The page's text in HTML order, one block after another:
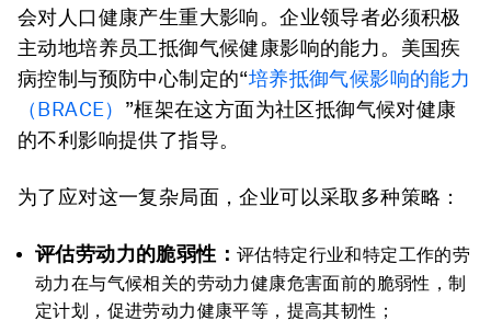
会对人口健康产生重大影响。企业领导者必须积极
主动地培养员工抵御气候健康影响的能力。美国疾
病控制与预防中心制定的“培养抵御气候影响的能力
（BRACE） ”框架在这方面为社区抵御气候对健康
的不利影响提供了指导。
为了应对这一复杂局面，企业可以采取多种策略：
评估劳动力的脆弱性： 评估特定行业和特定工作的劳
动力在与气候相关的劳动力健康危害面前的脆弱性，制
定计划，促进劳动力健康平等，提高其韧性；